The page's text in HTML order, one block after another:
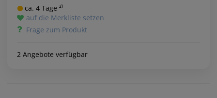
ca. 4 Tage ²⁾
auf die Merkliste setzen
Frage zum Produkt
2 Angebote verfügbar